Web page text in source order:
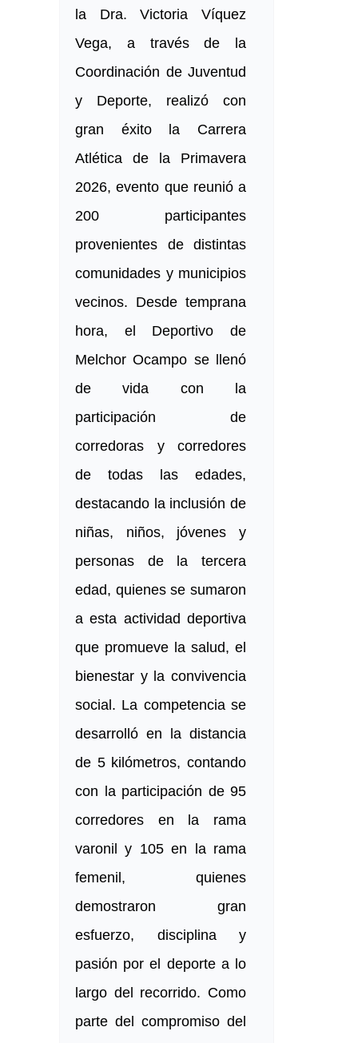
la Dra. Victoria Víquez
Vega, a través de la
Coordinación de Juventud
y Deporte, realizó con
gran éxito la Carrera
Atlética de la Primavera
2026, evento que reunió a
200 participantes
provenientes de distintas
comunidades y municipios
vecinos. Desde temprana
hora, el Deportivo de
Melchor Ocampo se llenó
de vida con la
participación de
corredoras y corredores
de todas las edades,
destacando la inclusión de
niñas, niños, jóvenes y
personas de la tercera
edad, quienes se sumaron
a esta actividad deportiva
que promueve la salud, el
bienestar y la convivencia
social. La competencia se
desarrolló en la distancia
de 5 kilómetros, contando
con la participación de 95
corredores en la rama
varonil y 105 en la rama
femenil, quienes
demostraron gran
esfuerzo, disciplina y
pasión por el deporte a lo
largo del recorrido. Como
parte del compromiso del